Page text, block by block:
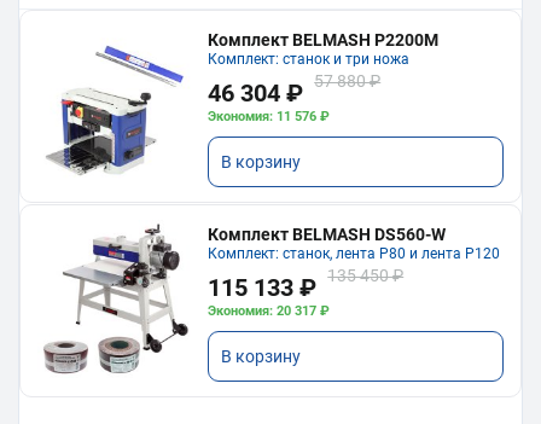
Комплект BELMASH P2200M
Комплект: станок и три ножа
46 304 ₽ 57 880 ₽
Экономия: 11 576 ₽
В корзину
Комплект BELMASH DS560-W
Комплект: станок, лента P80 и лента P120
115 133 ₽ 135 450 ₽
Экономия: 20 317 ₽
В корзину